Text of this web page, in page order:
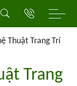
Thuật Trang Trí
Trang